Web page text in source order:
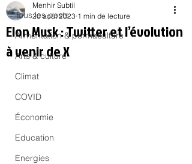
Tous les posts
Alimentation & permaculture
Arts & culture
Climat
COVID
Économie
Education
Energies
Elon Musk : Twitter et l’évolution
à venir de X
Menhir Subtil
20 août 2023 1 min de lecture